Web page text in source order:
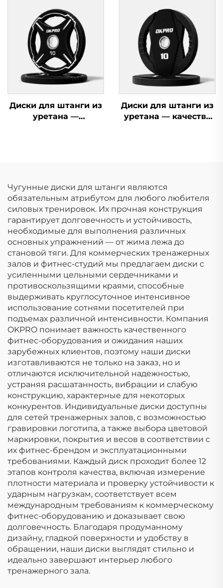
спортивного
оборудования
Диски для штанги из
уретана —
Диски для штанги из
уретана — качество
Чугунные диски для штанги являются
обязательным атрибутом для любого любителя
силовых тренировок. Их прочная конструкция
гарантирует долговечность и устойчивость,
необходимые для выполнения различных
основных упражнений — от жима лежа до
становой тяги. Для коммерческих тренажерных
залов и фитнес-студий мы предлагаем диски с
усиленными цельными сердечниками и
противоскользящими краями, способные
выдерживать круглосуточное интенсивное
использование сотнями посетителей при
подъемах различной интенсивности. Компания
OKPRO понимает важность качественного
фитнес-оборудования и ожидания наших
зарубежных клиентов, поэтому наши диски
изготавливаются не только на заказ, но и
отличаются исключительной надежностью,
устраняя расшатанность, вибрации и слабую
конструкцию, характерные для некоторых
конкурентов. Индивидуальные диски доступны
для сетей тренажерных залов, с возможностью
гравировки логотипа, а также выбора цветовой
маркировки, покрытия и весов в соответствии с
их фитнес-брендом и эксплуатационными
требованиями. Каждый диск проходит более 12
этапов контроля качества, включая измерение
плотности материала и проверку устойчивости к
ударным нагрузкам, соответствует всем
международным требованиям к коммерческому
фитнес-оборудованию и доказывает свою
долговечность. Благодаря продуманному
дизайну, гладкой поверхности и удобству в
обращении, наши диски выглядят стильно и
идеально завершают интерьер любого
тренажерного зала.